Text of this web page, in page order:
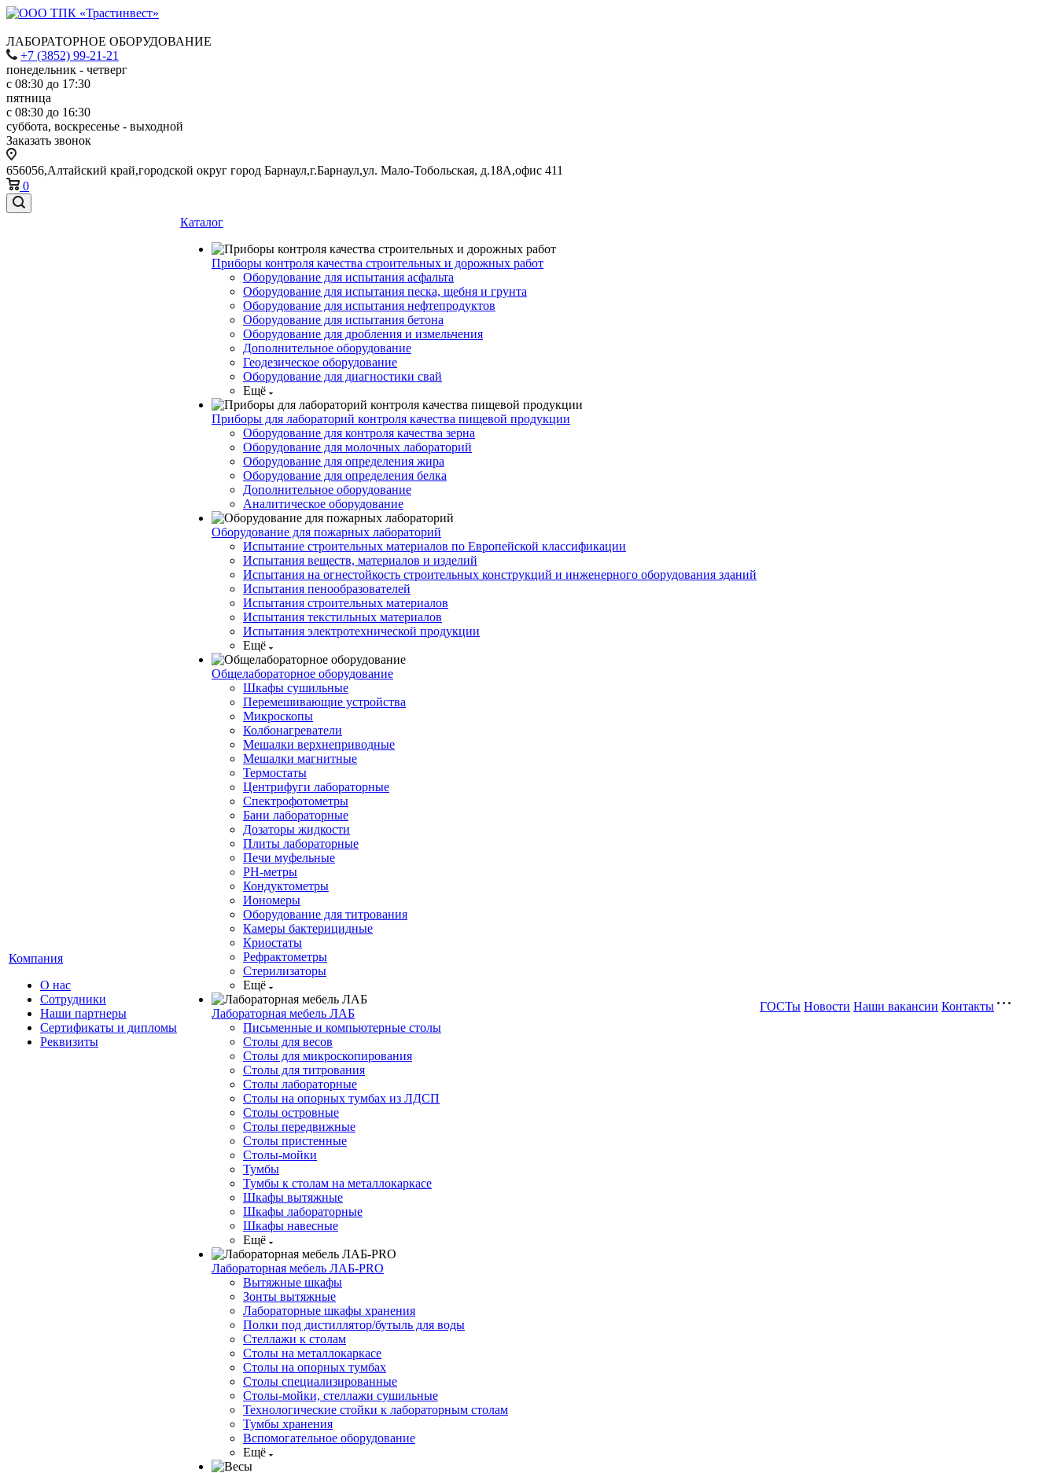
ЛАБОРАТОРНОЕ ОБОРУДОВАНИЕ
+7 (3852) 99-21-21
понедельник - четверг
с 08:30 до 17:30
пятница
с 08:30 до 16:30
суббота, воскресенье - выходной
Заказать звонок
656056,Алтайский край,городской округ город Барнаул,г.Барнаул,ул. Мало-Тобольская, д.18А,офис 411
0
Компания
О нас
Сотрудники
Наши партнеры
Сертификаты и дипломы
Реквизиты
Каталог
Приборы контроля качества строительных и дорожных работ
Оборудование для испытания асфальта
Оборудование для испытания песка, щебня и грунта
Оборудование для испытания нефтепродуктов
Оборудование для испытания бетона
Оборудование для дробления и измельчения
Дополнительное оборудование
Геодезическое оборудование
Оборудование для диагностики свай
Ещё
Приборы для лабораторий контроля качества пищевой продукции
Оборудование для контроля качества зерна
Оборудование для молочных лабораторий
Оборудование для определения жира
Оборудование для определения белка
Дополнительное оборудование
Аналитическое оборудование
Оборудование для пожарных лабораторий
Испытание строительных материалов по Европейской классификации
Испытания веществ, материалов и изделий
Испытания на огнестойкость строительных конструкций и инженерного оборудования зданий
Испытания пенообразователей
Испытания строительных материалов
Испытания текстильных материалов
Испытания электротехнической продукции
Ещё
Общелабораторное оборудование
Шкафы сушильные
Перемешивающие устройства
Микроскопы
Колбонагреватели
Мешалки верхнеприводные
Мешалки магнитные
Термостаты
Центрифуги лабораторные
Спектрофотометры
Бани лабораторные
Дозаторы жидкости
Плиты лабораторные
Печи муфельные
РН-метры
Кондуктометры
Иономеры
Оборудование для титрования
Камеры бактерицидные
Криостаты
Рефрактометры
Стерилизаторы
Ещё
Лабораторная мебель ЛАБ
Письменные и компьютерные столы
Столы для весов
Столы для микроскопирования
Столы для титрования
Столы лабораторные
Столы на опорных тумбах из ЛДСП
Столы островные
Столы передвижные
Столы пристенные
Столы-мойки
Тумбы
Тумбы к столам на металлокаркасе
Шкафы вытяжные
Шкафы лабораторные
Шкафы навесные
Ещё
Лабораторная мебель ЛАБ-PRO
Вытяжные шкафы
Зонты вытяжные
Лабораторные шкафы хранения
Полки под дистиллятор/бутыль для воды
Стеллажи к столам
Столы на металлокаркасе
Столы на опорных тумбах
Столы специализированные
Столы-мойки, стеллажи сушильные
Технологические стойки к лабораторным столам
Тумбы хранения
Вспомогательное оборудование
Ещё
ГОСТы Новости Наши вакансии Контакты